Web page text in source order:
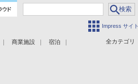
Impress サイト
全カテゴリ
商業施設 宿泊